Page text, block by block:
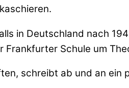
in Deutschland nach
Schule um
schreibt ab und an